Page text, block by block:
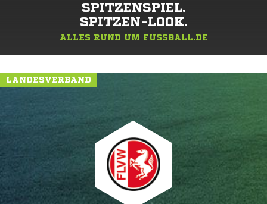
SPITZENSPIEL.
SPITZEN-LOOK.
ALLES RUND UM FUSSBALL.DE
LANDESVERBAND